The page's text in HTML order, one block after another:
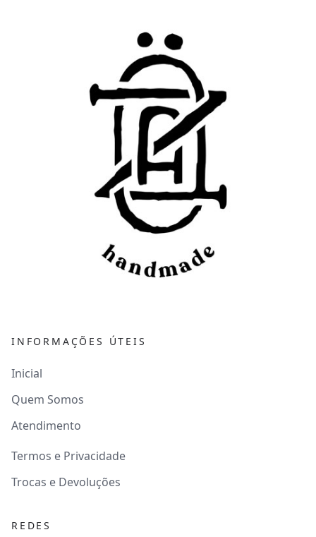
INFORMAÇÕES ÚTEIS
Inicial
Quem Somos
Atendimento
Termos e Privacidade
Trocas e Devoluções
REDES